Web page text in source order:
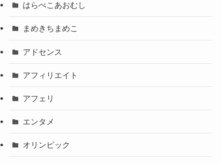
はらぺこあおむし
まめきちまめこ
アドセンス
アフィリエイト
アフェリ
エンタメ
オリンピック